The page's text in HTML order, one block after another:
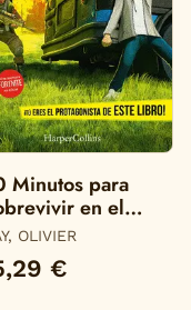
Minutos para
en el
de Fortnite
OLIVIER
€